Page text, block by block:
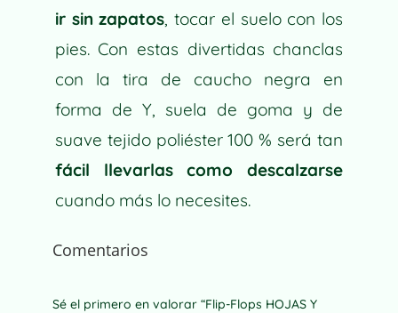
ir sin zapatos, tocar el suelo con los
pies. Con estas divertidas chanclas
con la tira de caucho negra en
forma de Y, suela de goma y de
suave tejido poliéster 100 % será tan
fácil llevarlas como descalzarse
cuando más lo necesites.
Comentarios
Sé el primero en valorar “Flip-Flops HOJAS Y